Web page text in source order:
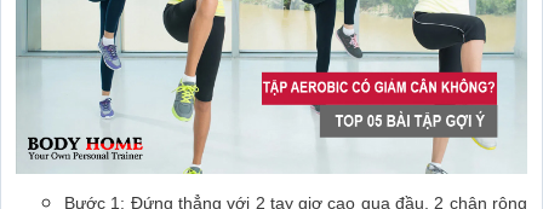
Bước 1: Đứng thẳng với 2 tay giơ cao qua đầu, 2 chân rộng